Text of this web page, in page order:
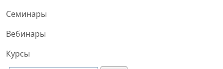
Семинары
Вебинары
Курсы